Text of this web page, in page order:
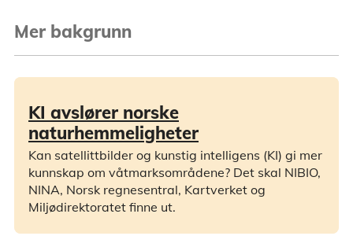
Mer bakgrunn
KI avslører norske
naturhemmeligheter
Kan satellittbilder og kunstig intelligens (KI) gi mer
kunnskap om våtmarksområdene? Det skal NIBIO,
NINA, Norsk regnesentral, Kartverket og
Miljødirektoratet finne ut.